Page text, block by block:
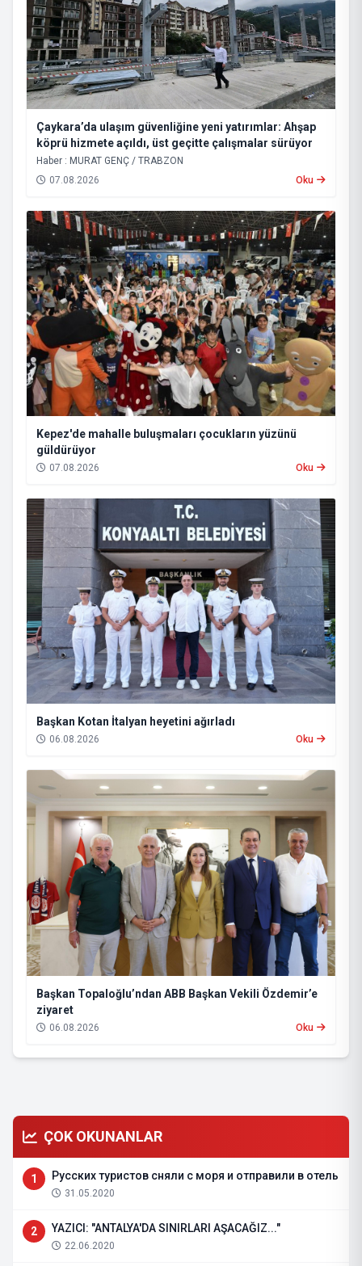
Çaykara’da ulaşım güvenliğine yeni yatırımlar: Ahşap
köprü hizmete açıldı, üst geçitte çalışmalar sürüyor
Haber : MURAT GENÇ / TRABZON
07.08.2026
Oku
Kepez'de mahalle buluşmaları çocukların yüzünü
güldürüyor
07.08.2026 Oku
Başkan Kotan İtalyan heyetini ağırladı
06.08.2026 Oku
Başkan Topaloğlu’ndan ABB Başkan Vekili Özdemir’e
ziyaret
06.08.2026 Oku
ÇOK OKUNANLAR
1 Русских туристов сняли с моря и отправили в отель
31.05.2020
2 YAZICI: "ANTALYA'DA SINIRLARI AŞACAĞIZ..."
22.06.2020